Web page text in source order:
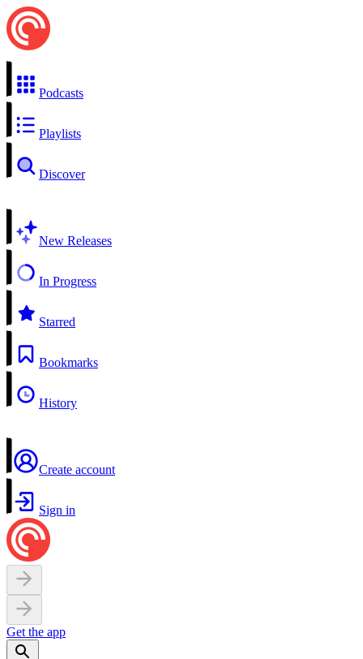
Podcasts
Playlists
Discover
New Releases
In Progress
Starred
Bookmarks
History
Create account
Sign in
Get the app